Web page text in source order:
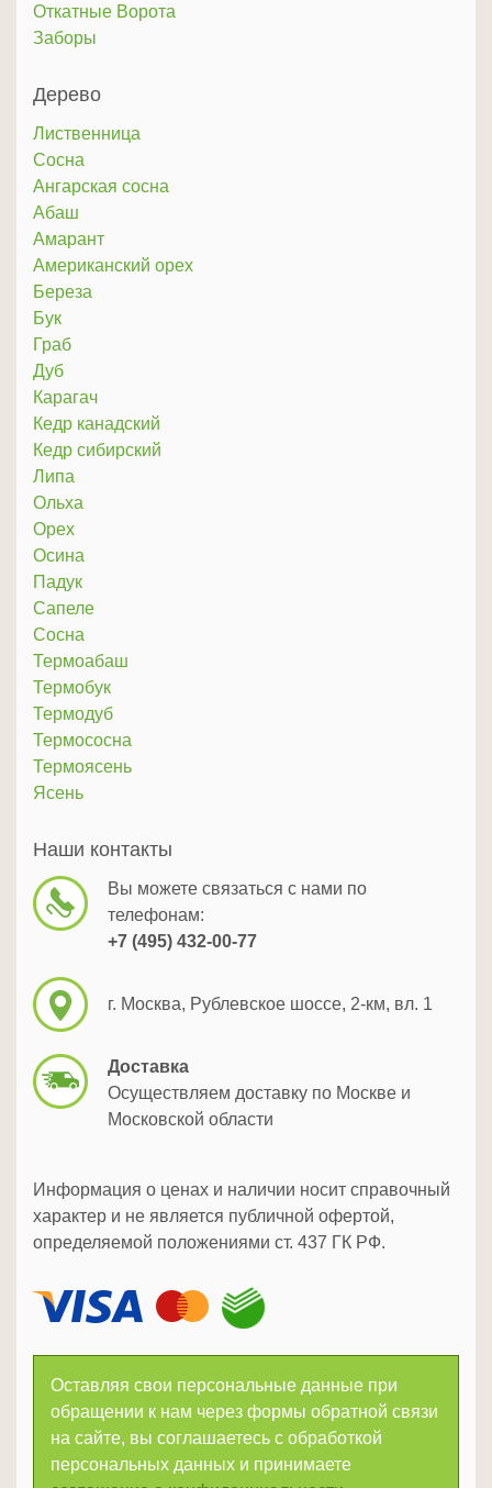
Откатные Ворота
Заборы
Дерево
Лиственница
Сосна
Ангарская сосна
Абаш
Амарант
Американский орех
Береза
Бук
Граб
Дуб
Карагач
Кедр канадский
Кедр сибирский
Липа
Ольха
Орех
Осина
Падук
Сапеле
Сосна
Термоабаш
Термобук
Термодуб
Термососна
Термоясень
Ясень
Наши контакты
Вы можете связаться с нами по
телефонам:
+7 (495) 432-00-77
г. Москва, Рублевское шоссе, 2-км, вл. 1
Доставка
Осуществляем доставку по Москве и
Московской области
Информация о ценах и наличии носит справочный
характер и не является публичной офертой,
определяемой положениями ст. 437 ГК РФ.
Оставляя свои персональные данные при
обращении к нам через формы обратной связи
на сайте, вы соглашаетесь с обработкой
персональных данных и принимаете